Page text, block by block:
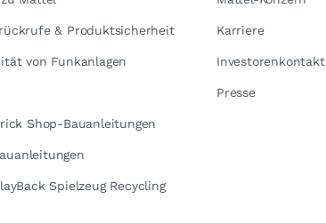
& Produktsicherheit
von Funkanlagen
Shop-Bauanleitungen
Spielzeug Recycling
Karriere
Investorenkontakt
Presse